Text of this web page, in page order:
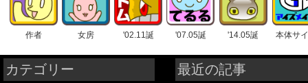
作者 女房 '02.11誕 '07.05誕 '14.05誕 本体サ
カテゴリー
最近の記事